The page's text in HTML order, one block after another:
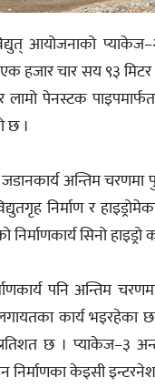
आयोजनाको
हजार चार सय ९३
पेनस्टक
छ ।
अन्तिम
निर्माण र
सिनो
पनि अन्तिम
कार्य
छ । प्याकेज–३
निर्माणका केइसी